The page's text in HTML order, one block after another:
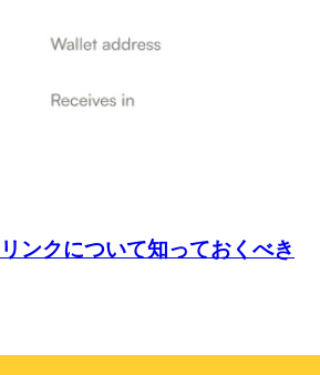
ンクについて知っておくべき